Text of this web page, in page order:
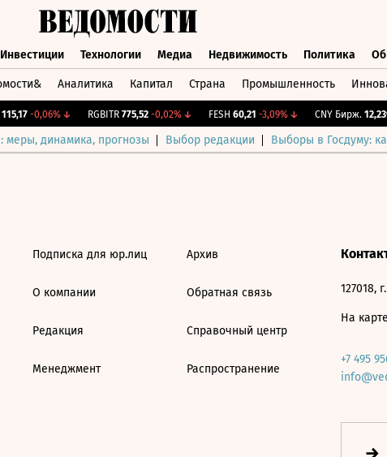
Инвестиции Технологии Медиа Недвижимость Политика
Аналитика Капитал Страна Промышленность
-0,06%↓ RGBITR 775,52 -0,02%↓ FESH 60,21 -3,09%↓ CNY Бирж. 12,239
меры, динамика, прогнозы Выбор редакции Выборы в Госдуму:
Подписка для юр.лиц
О компании
Редакция
Менеджмент
Архив
Обратная связь
Справочный центр
Распространение
127018,
На карте
+7 495